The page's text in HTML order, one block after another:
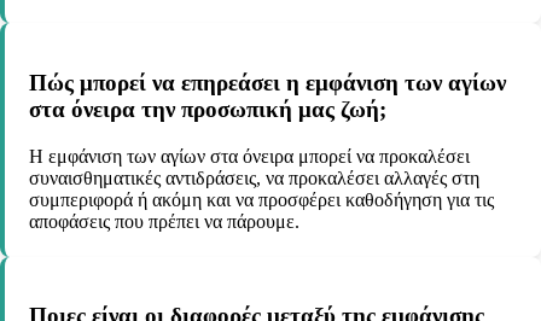
Πώς μπορεί να επηρεάσει η εμφάνιση των αγίων
στα όνειρα την προσωπική μας ζωή;
Η εμφάνιση των αγίων στα όνειρα μπορεί να προκαλέσει
συναισθηματικές αντιδράσεις, να προκαλέσει αλλαγές στη
συμπεριφορά ή ακόμη και να προσφέρει καθοδήγηση για τις
αποφάσεις που πρέπει να πάρουμε.